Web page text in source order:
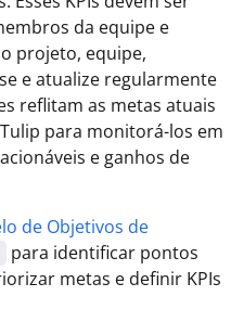
da equipe e
projeto, equipe,
e atualize regularmente
reflitam as metas atuais
para monitorá-los em
e ganhos de
de Objetivos de
para identificar pontos
metas e definir KPIs